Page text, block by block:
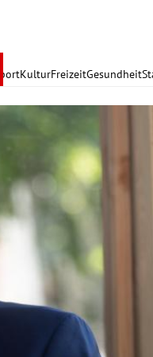
SportKulturFreizeitGesundheit